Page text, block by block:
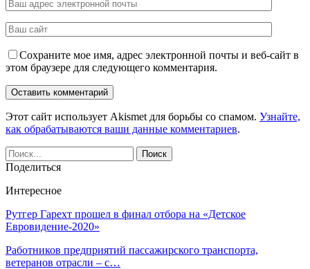
Сохраните мое имя, адрес электронной почты и веб-сайт в
этом браузере для следующего комментария.
Этот сайт использует Akismet для борьбы со спамом. Узнайте,
как обрабатываются ваши данные комментариев.
Поделиться
Интересное
Рутгер Гарехт прошел в финал отбора на «Детское
Евровидение-2020»
Работников предприятий пассажирского транспорта,
ветеранов отрасли – с…